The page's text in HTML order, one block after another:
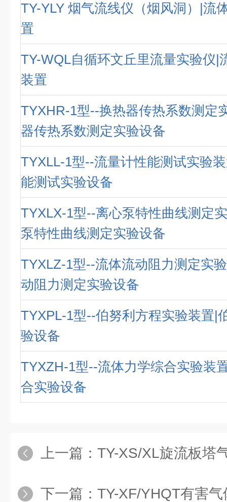
TY-YLY 烟气流线仪（烟风洞）|流
置
TY-WQL自循环文丘里流量实验仪|
装置
TYXHR-1型--换热器传热系数测定
器传热系数测定实验设备
TYXLL-1型--流量计性能测试实验
能测试实验设备
TYXLX-1型--离心泵特性曲线测定
泵特性曲线测定实验设备
TYXLZ-1型--流体流动阻力测定实
动阻力测定实验设备
TYXPL-1型--伯努利方程实验装置|
验设备
TYXZH-1型--流体力学综合实验装
合实验设备
上一篇： TY-XS/XL旋流板塔气体吸收
下一篇： TY-XF/YHQT有害气体吸附